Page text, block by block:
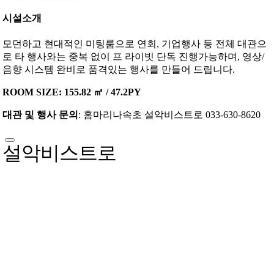
시설소개
모던하고 현대적인 미팅룸으로 연회, 기업행사 등 전체 대관으
로 타 행사와는 중복 없이 프 라이빗 단독 진행가능하며, 영상/
음향 시스템 완비로 품격있는 행사를 만들어 드립니다.
ROOM SIZE: 155.82 ㎡ / 47.2PY
대관 및 행사 문의 : 홈마리나속초 설악비스트로 033-630-8620
설악비스트로